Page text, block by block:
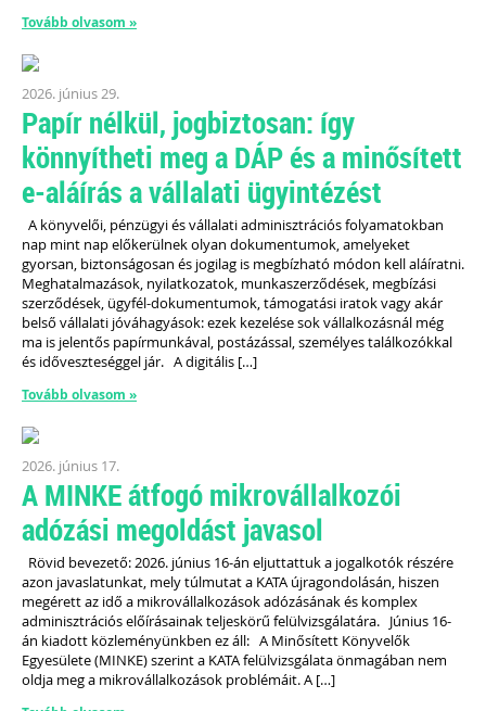
Tovább olvasom »
2026. június 29.
Papír nélkül, jogbiztosan: így
könnyítheti meg a DÁP és a minősített
e-aláírás a vállalati ügyintézést
A könyvelői, pénzügyi és vállalati adminisztrációs folyamatokban
nap mint nap előkerülnek olyan dokumentumok, amelyeket
gyorsan, biztonságosan és jogilag is megbízható módon kell aláíratni.
Meghatalmazások, nyilatkozatok, munkaszerződések, megbízási
szerződések, ügyfél-dokumentumok, támogatási iratok vagy akár
belső vállalati jóváhagyások: ezek kezelése sok vállalkozásnál még
ma is jelentős papírmunkával, postázással, személyes találkozókkal
és időveszteséggel jár. A digitális […]
Tovább olvasom »
2026. június 17.
A MINKE átfogó mikrovállalkozói
adózási megoldást javasol
Rövid bevezető: 2026. június 16-án eljuttattuk a jogalkotók részére
azon javaslatunkat, mely túlmutat a KATA újragondolásán, hiszen
megérett az idő a mikrovállalkozások adózásának és komplex
adminisztrációs előírásainak teljeskörű felülvizsgálatára. Június 16-
án kiadott közleményünkben ez áll: A Minősített Könyvelők
Egyesülete (MINKE) szerint a KATA felülvizsgálata önmagában nem
oldja meg a mikrovállalkozások problémáit. A […]